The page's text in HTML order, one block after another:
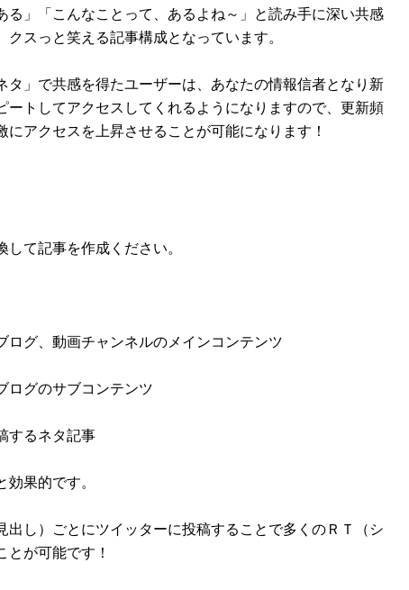
る」「こんなことって、あるよね～」と読み手に深い共感
クスっと笑える記事構成となっています。
タ」で共感を得たユーザーは、あなたの情報信者となり新
ートしてアクセスしてくれるようになりますので、更新頻
にアクセスを上昇させることが可能になります！
て記事を作成ください。
ログ、動画チャンネルのメインコンテンツ
ログのサブコンテンツ
するネタ記事
果的です。
出し）ごとにツイッターに投稿することで多くのＲＴ（シ
とが可能です！